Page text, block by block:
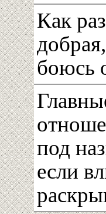
Как
боюсь
под
если